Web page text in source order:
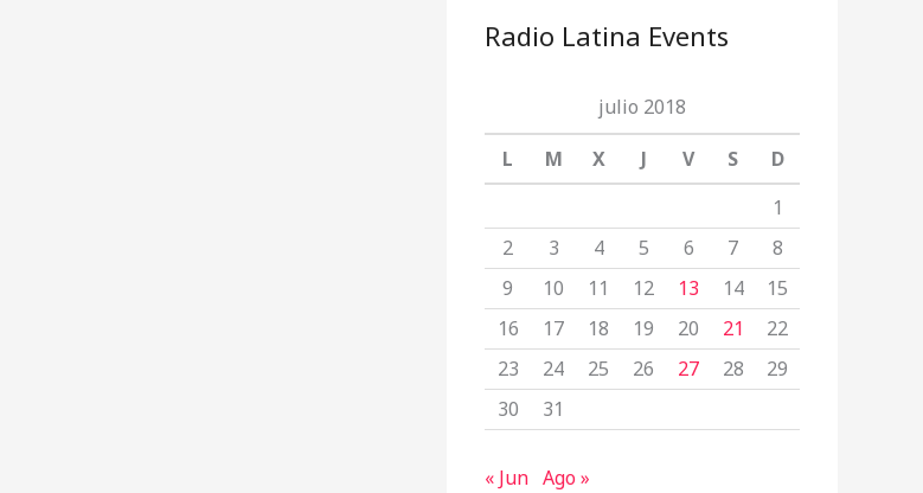
Radio Latina Events
julio 2018
L
M X J V S
D
1
2
3 4 5 6 7
8
9
10 11 12 13 14
15
16
17 18 19 20 21
22
23
24 25 26 27 28
29
30
31
« Jun Ago »